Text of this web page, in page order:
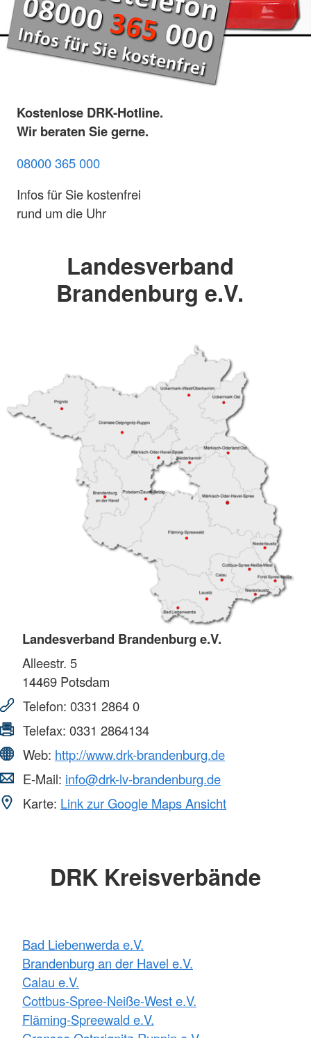
Kostenlose DRK-Hotline.
Wir beraten Sie gerne.
08000 365 000
Infos für Sie kostenfrei
rund um die Uhr
Landesverband
Brandenburg e.V.
Landesverband Brandenburg e.V.
Alleestr. 5
14469 Potsdam
Telefon: 0331 2864 0
Telefax: 0331 2864134
Web: http://www.drk-brandenburg.de
E-Mail: info@drk-lv-brandenburg.de
Karte: Link zur Google Maps Ansicht
DRK Kreisverbände
Bad Liebenwerda e.V.
Brandenburg an der Havel e.V.
Calau e.V.
Cottbus-Spree-Neiße-West e.V.
Fläming-Spreewald e.V.